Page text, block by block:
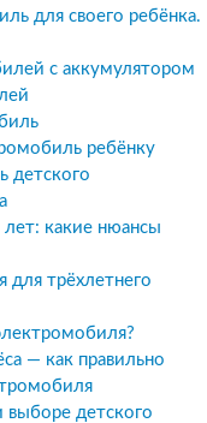
для своего ребёнка.
с аккумулятором
ребёнку
детского
какие нюансы
для трёхлетнего
— как правильно
выборе детского